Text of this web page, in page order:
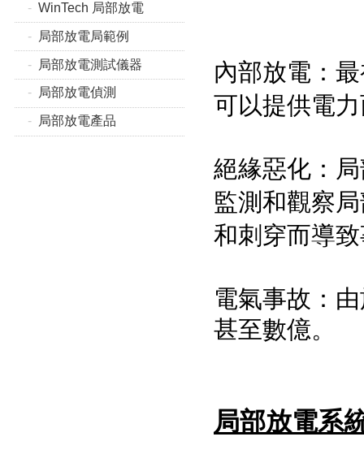
WinTech 局部放電
局部放電局範例
局部放電測試儀器
局部放電偵測
局部放電產品
內部放電：
可以提供電
絕緣惡化：
監測和觀察
和刺穿而導
電氣事故：
甚至數億。
局部放電系